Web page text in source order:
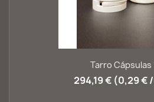
Tarro Cápsulas
294,19 € (0,29 €